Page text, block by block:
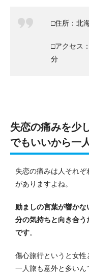
□住所：北
□アクセス
分
失恋の痛みを少
でもいいから一
失恋の痛みは人それ
がありますよね。
励ましの言葉が響か
分の気持ちと向き合
です。
傷心旅行というと女
一人旅も意外と多いん